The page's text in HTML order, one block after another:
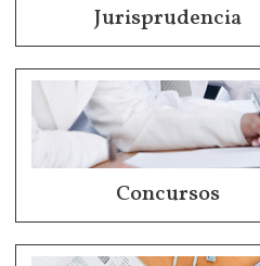
Jurisprudencia
Concursos